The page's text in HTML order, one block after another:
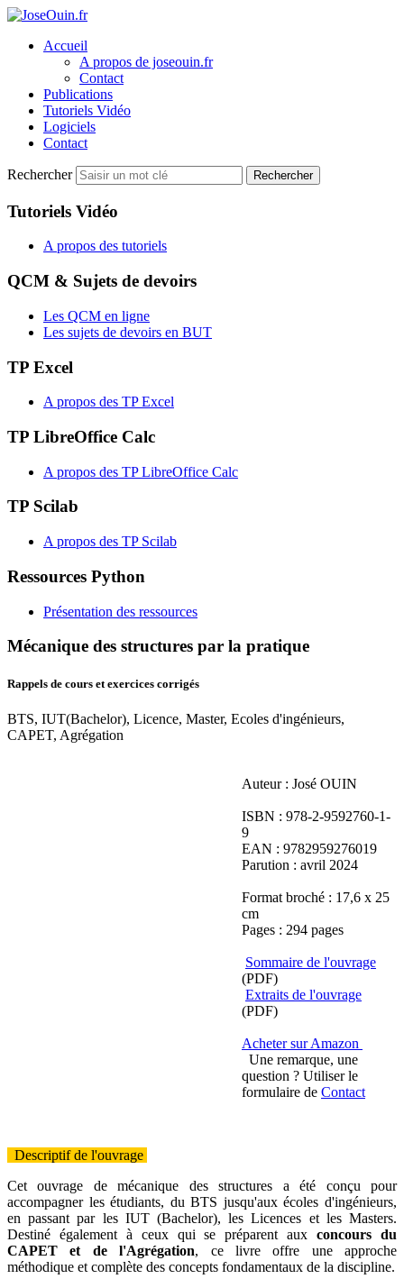
Accueil
A propos de joseouin.fr
Contact
Publications
Tutoriels Vidéo
Logiciels
Contact
Rechercher Rechercher
Tutoriels Vidéo
A propos des tutoriels
QCM & Sujets de devoirs
Les QCM en ligne
Les sujets de devoirs en BUT
TP Excel
A propos des TP Excel
TP LibreOffice Calc
A propos des TP LibreOffice Calc
TP Scilab
A propos des TP Scilab
Ressources Python
Présentation des ressources
Mécanique des structures par la pratique
Rappels de cours et exercices corrigés
BTS, IUT(Bachelor), Licence, Master, Ecoles d'ingénieurs,
CAPET, Agrégation
Auteur : José OUIN
ISBN : 978-2-9592760-1-
9
EAN : 9782959276019
Parution : avril 2024
Format broché : 17,6 x 25
cm
Pages : 294 pages
Sommaire de l'ouvrage
(PDF)
Extraits de l'ouvrage
(PDF)
Acheter sur Amazon
Une remarque, une
question ? Utiliser le
formulaire de Contact
Descriptif de l'ouvrage
Cet ouvrage de mécanique des structures a été conçu pour
accompagner les étudiants, du BTS jusqu'aux écoles d'ingénieurs,
en passant par les IUT (Bachelor), les Licences et les Masters.
Destiné également à ceux qui se préparent auxconcours du
CAPET et de l'Agrégation, ce livre offre une approche
méthodique et complète des concepts fondamentaux de la discipline.